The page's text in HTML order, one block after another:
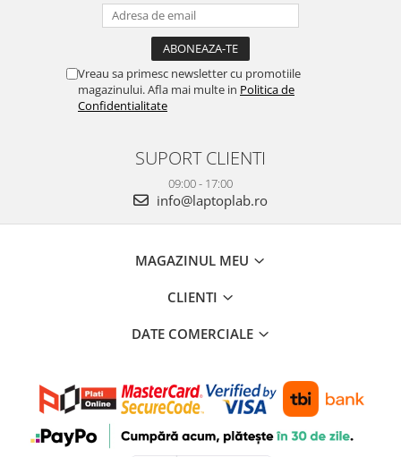
Vreau sa primesc newsletter cu promotiile
magazinului. Afla mai multe in Politica de
Confidentialitate
SUPORT CLIENTI
09:00 - 17:00
info@laptoplab.ro
MAGAZINUL MEU
CLIENTI
DATE COMERCIALE